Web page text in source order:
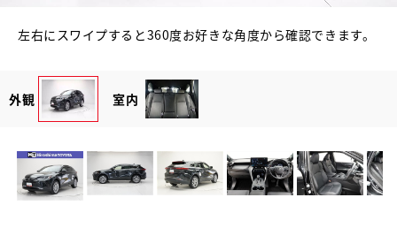
左右にスワイプすると360度お好きな角度から確認できます。
外観 室内